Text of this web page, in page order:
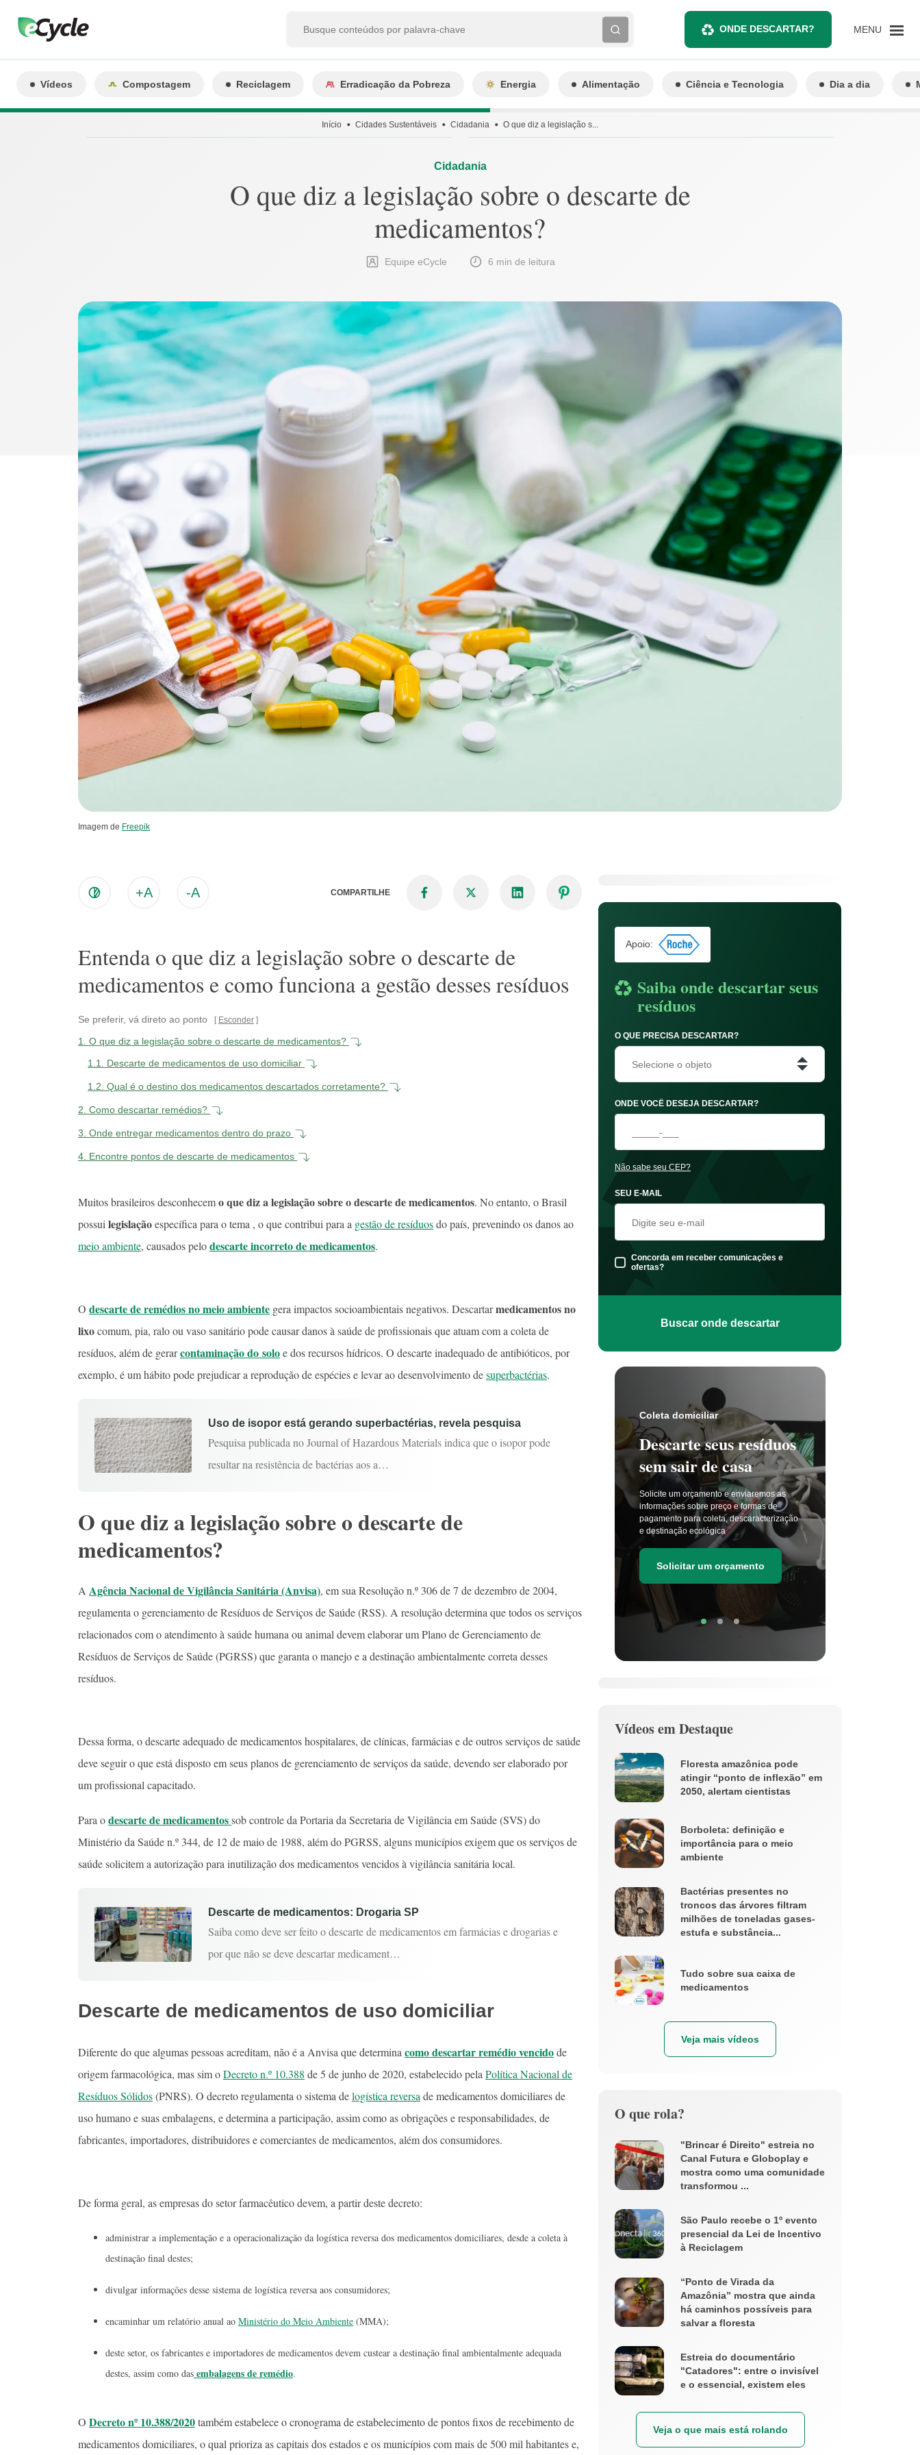
ONDE DESCARTAR? MENU
Vídeos Compostagem Reciclagem Erradicação da Pobreza Energia Alimentação Ciência e Tecnologia Dia a dia
Início Cidades Sustentáveis Cidadania O que diz a legislação s...
Cidadania
O que diz a legislação sobre o descarte de
medicamentos?
Equipe eCycle 6 min de leitura
Imagem de Freepik
+A -A COMPARTILHE
Entenda o que diz a legislação sobre o descarte de
medicamentos e como funciona a gestão desses resíduos
Se preferir, vá direto ao ponto Esconder
1.
O que diz a legislação sobre o descarte de medicamentos?
1.1.
Descarte de medicamentos de uso domiciliar
1.2. Qual é o destino dos medicamentos descartados corretamente?
2. Como descartar remédios?
3. Onde entregar medicamentos dentro do prazo
4. Encontre pontos de descarte de medicamentos
Muitos brasileiros desconhecemo que diz a legislação sobre o descarte de medicamentos. No entanto, o Brasil
possui legislaçãoespecífica para o tema , o que contribui para a gestão de resíduosdo país, prevenindo os danos ao
meio ambiente, causados pelodescarte incorreto de medicamentos.
O descarte de remédios no meio ambiente gera impactos socioambientais negativos. Descartarmedicamentos no
lixocomum, pia, ralo ou vaso sanitário pode causar danos à saúde de profissionais que atuam com a coleta de
resíduos, além de gerarcontaminação do soloe dos recursos hídricos. O descarte inadequado de antibióticos, por
exemplo, é um hábito pode prejudicar a reprodução de espécies e levar ao desenvolvimento desuperbactérias.
Uso de isopor está gerando superbactérias, revela pesquisa
Pesquisa publicada no Journal of Hazardous Materials indica que o isopor pode
resultar na resistência de bactérias aos a…
O que diz a legislação sobre o descarte de
medicamentos?
A Agência Nacional de Vigilância Sanitária (Anvisa), em sua Resolução n.º 306 de 7 de dezembro de 2004,
regulamenta o gerenciamento de Resíduos de Serviços de Saúde (RSS). A resolução determina que todos os serviços
relacionados com o atendimento à saúde humana ou animal devem elaborar um Plano de Gerenciamento de
Resíduos de Serviços de Saúde (PGRSS) que garanta o manejo e a destinação ambientalmente correta desses
resíduos.
Dessa forma, o descarte adequado de medicamentos hospitalares, de clínicas, farmácias e de outros serviços de saúde
deve seguir o que está disposto em seus planos de gerenciamento de serviços da saúde, devendo ser elaborado por
um profissional capacitado.
Para odescarte de medicamentossob controle da Portaria da Secretaria de Vigilância em Saúde (SVS) do
Ministério da Saúde n.º 344, de 12 de maio de 1988, além do PGRSS, alguns municípios exigem que os serviços de
saúde solicitem a autorização para inutilização dos medicamentos vencidos à vigilância sanitária local.
Descarte de medicamentos: Drogaria SP
Saiba como deve ser feito o descarte de medicamentos em farmácias e drogarias e
por que não se deve descartar medicament…
Descarte de medicamentos de uso domiciliar
Diferente do que algumas pessoas acreditam, não é a Anvisa que determinacomo descartar remédio vencidode
origem farmacológica, mas sim oDecreto n.º 10.388 de 5 de junho de 2020, estabelecido pelaPolítica Nacional de
Resíduos Sólidos(PNRS). O decreto regulamenta o sistema delogística reversade medicamentos domiciliares de
uso humano e suas embalagens, e determina a participação, assim como as obrigações e responsabilidades, de
fabricantes, importadores, distribuidores e comerciantes de medicamentos, além dos consumidores.
De forma geral, as empresas do setor farmacêutico devem, a partir deste decreto:
administrar a implementação e a operacionalização da logística reversa dos medicamentos domiciliares, desde a coleta à
destinação final destes;
divulgar informações desse sistema de logística reversa aos consumidores;
encaminhar um relatório anual ao Ministério do Meio Ambiente (MMA);
deste setor, os fabricantes e importadores de medicamentos devem custear a destinação final ambientalmente adequada
destes, assim como das embalagens de remédio.
O Decreto nº 10.388/2020também estabelece o cronograma de estabelecimento de pontos fixos de recebimento de
medicamentos domiciliares, o qual prioriza as capitais dos estados e os municípios com mais de 500 mil habitantes e,
Apoio:
Saiba onde descartar seus
resíduos
O QUE PRECISA DESCARTAR?
Selecione o objeto
ONDE VOCÊ DESEJA DESCARTAR?
Não sabe seu CEP?
SEU E-MAIL
Concorda em receber comunicações e
ofertas?
Buscar onde descartar
Coleta domiciliar
Descarte seus resíduos
sem sair de casa
Solicite um orçamento e enviaremos as
informações sobre preço e formas de
pagamento para coleta, descaracterização
e destinação ecológica
Solicitar um orçamento
Vídeos em Destaque
Floresta amazônica pode
atingir “ponto de inflexão” em
2050, alertam cientistas
Borboleta: definição e
importância para o meio
ambiente
Bactérias presentes no
troncos das árvores filtram
milhões de toneladas gases-
estufa e substância...
Tudo sobre sua caixa de
medicamentos
Veja mais vídeos
O que rola?
"Brincar é Direito" estreia no
Canal Futura e Globoplay e
mostra como uma comunidade
transformou ...
São Paulo recebe o 1º evento
presencial da Lei de Incentivo
à Reciclagem
“Ponto de Virada da
Amazônia” mostra que ainda
há caminhos possíveis para
salvar a floresta
Estreia do documentário
"Catadores": entre o invisível
e o essencial, existem eles
Veja o que mais está rolando